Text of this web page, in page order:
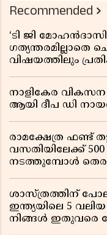
Recommended
‘ടി ജി
വിഷയത്തിലും
നാളികേര
ആയി ദീപ ഡി
രാമക്ഷേത്ര ഫണ്ട്
വസതിയിലേക്ക് 500
നടത്തുമ്പോൾ
ശാസ്ത്രത്തിന്
ഇന്ത്യയിലെ 5
നിങ്ങൾ ഇതുവരെ